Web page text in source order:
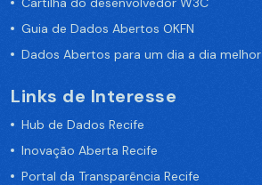
Guia de Dados Abertos OKFN
Dados Abertos para um dia a dia melhor
Links de Interesse
Hub de Dados Recife
Inovação Aberta Recife
Portal da Transparência Recife